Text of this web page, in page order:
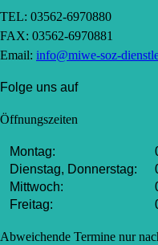
TEL: 03562-6970880
FAX: 03562-6970881
Email: info@miwe-soz-
Folge uns auf
Öffnungszeiten
Montag:
Dienstag, Donnerstag:
Mittwoch:
Freitag:
Abweichende Termine nur